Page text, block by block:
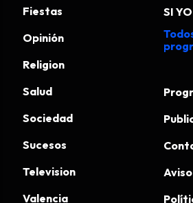
Fiestas
Opinión
Religion
Salud
Sociedad
Sucesos
Television
Valencia
SI